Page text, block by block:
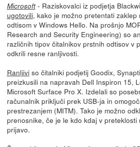
Microsoft- Raziskovalci iz podjetja
ugotovili, kako je možno pretentati zaklep
odtisom v Windows Hello. Na prošnjo
Research and Security Engineering) so
različnih tipov čitalnikov prstnih odtisov v
odkrili resne ranljivosti.
Ranljiviso čitalniki podjetij Goodix,
preizkusili na napravah Dell Inspiron 15,
Microsoft Surface Pro X. Izdelali so
računalnik priključi prek USB-ja in
prestrezanjem (MITM). Tako je možno
prenosnike, če je le kdo kdaj v
prijavo.